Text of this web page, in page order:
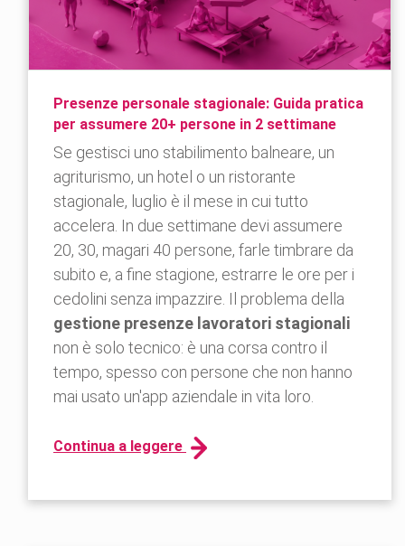
Presenze personale stagionale: Guida pratica
per assumere 20+ persone in 2 settimane
Se gestisci uno stabilimento balneare, un
agriturismo, un hotel o un ristorante
stagionale, luglio è il mese in cui tutto
accelera. In due settimane devi assumere
20, 30, magari 40 persone, farle timbrare da
subito e, a fine stagione, estrarre le ore per i
cedolini senza impazzire. Il problema della
gestione presenze lavoratori stagionali
non è solo tecnico: è una corsa contro il
tempo, spesso con persone che non hanno
mai usato un'app aziendale in vita loro.
Continua a leggere